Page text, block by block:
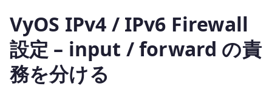
VyOS IPv4 / IPv6 Firewall
設定 – input / forward の責
務を分ける